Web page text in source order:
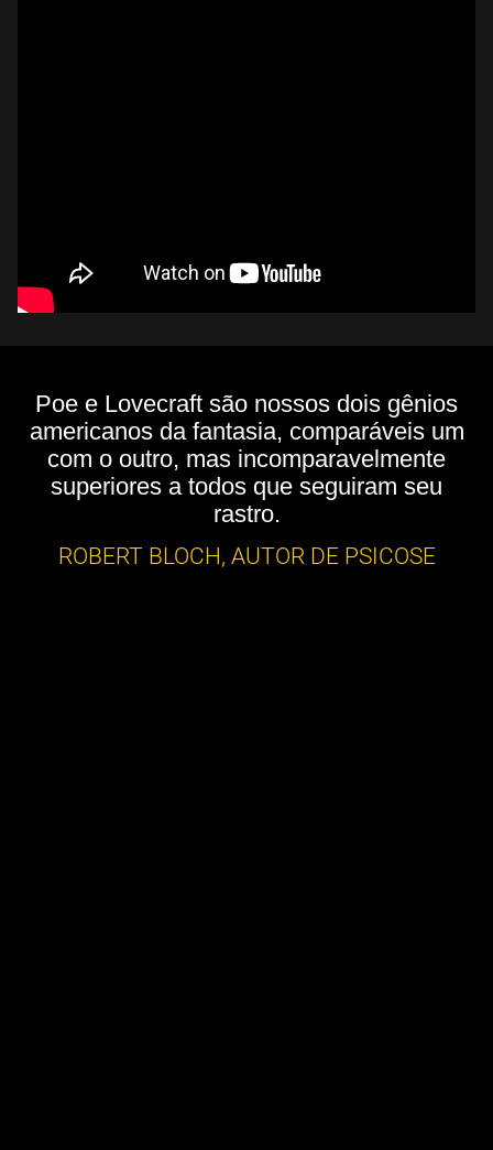
Poe e Lovecraft são nossos dois gênios
americanos da fantasia, comparáveis um
com o outro, mas incomparavelmente
superiores a todos que seguiram seu
rastro.
ROBERT BLOCH, AUTOR DE PSICOSE